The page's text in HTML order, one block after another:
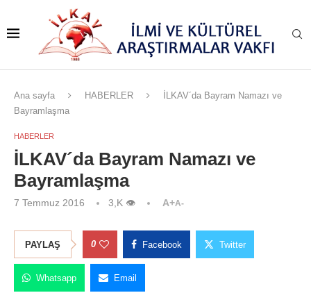
Ana sayfa HABERLER
İLKAV´da Bayram Namazı ve
Bayramlaşma
HABERLER
İLKAV´da Bayram Namazı ve
Bayramlaşma
7 Temmuz 2016 3,K 👁 A+A-
PAYLAŞ 0 Facebook Twitter
Whatsapp Email